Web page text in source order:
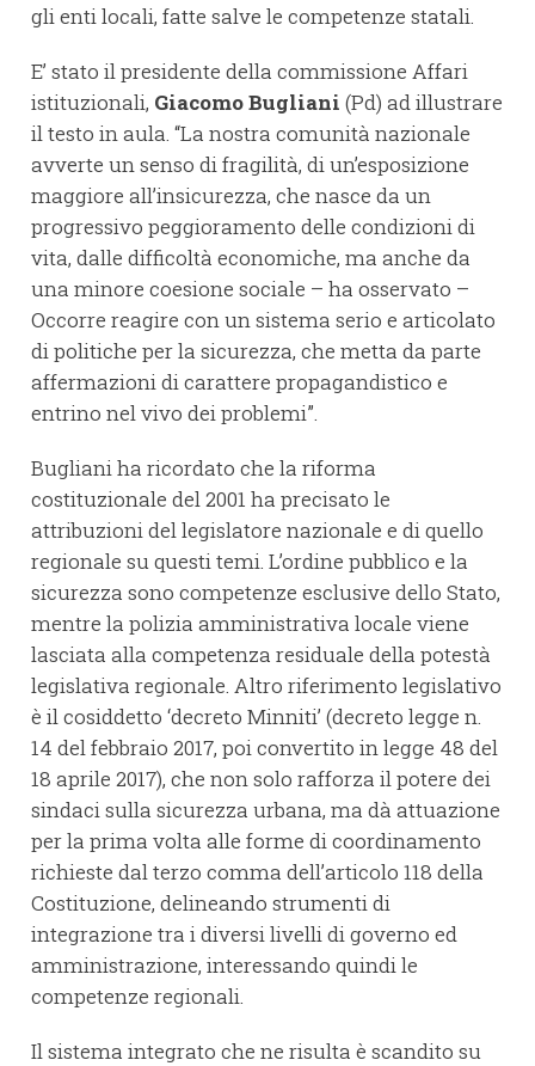
gli enti locali, fatte salve le competenze statali.
E’ stato il presidente della commissione Affari
istituzionali, Giacomo Bugliani (Pd) ad illustrare
il testo in aula. “La nostra comunità nazionale
avverte un senso di fragilità, di un’esposizione
maggiore all’insicurezza, che nasce da un
progressivo peggioramento delle condizioni di
vita, dalle difficoltà economiche, ma anche da
una minore coesione sociale – ha osservato –
Occorre reagire con un sistema serio e articolato
di politiche per la sicurezza, che metta da parte
affermazioni di carattere propagandistico e
entrino nel vivo dei problemi”.
Bugliani ha ricordato che la riforma
costituzionale del 2001 ha precisato le
attribuzioni del legislatore nazionale e di quello
regionale su questi temi. L’ordine pubblico e la
sicurezza sono competenze esclusive dello Stato,
mentre la polizia amministrativa locale viene
lasciata alla competenza residuale della potestà
legislativa regionale. Altro riferimento legislativo
è il cosiddetto ‘decreto Minniti’ (decreto legge n.
14 del febbraio 2017, poi convertito in legge 48 del
18 aprile 2017), che non solo rafforza il potere dei
sindaci sulla sicurezza urbana, ma dà attuazione
per la prima volta alle forme di coordinamento
richieste dal terzo comma dell’articolo 118 della
Costituzione, delineando strumenti di
integrazione tra i diversi livelli di governo ed
amministrazione, interessando quindi le
competenze regionali.
Il sistema integrato che ne risulta è scandito su